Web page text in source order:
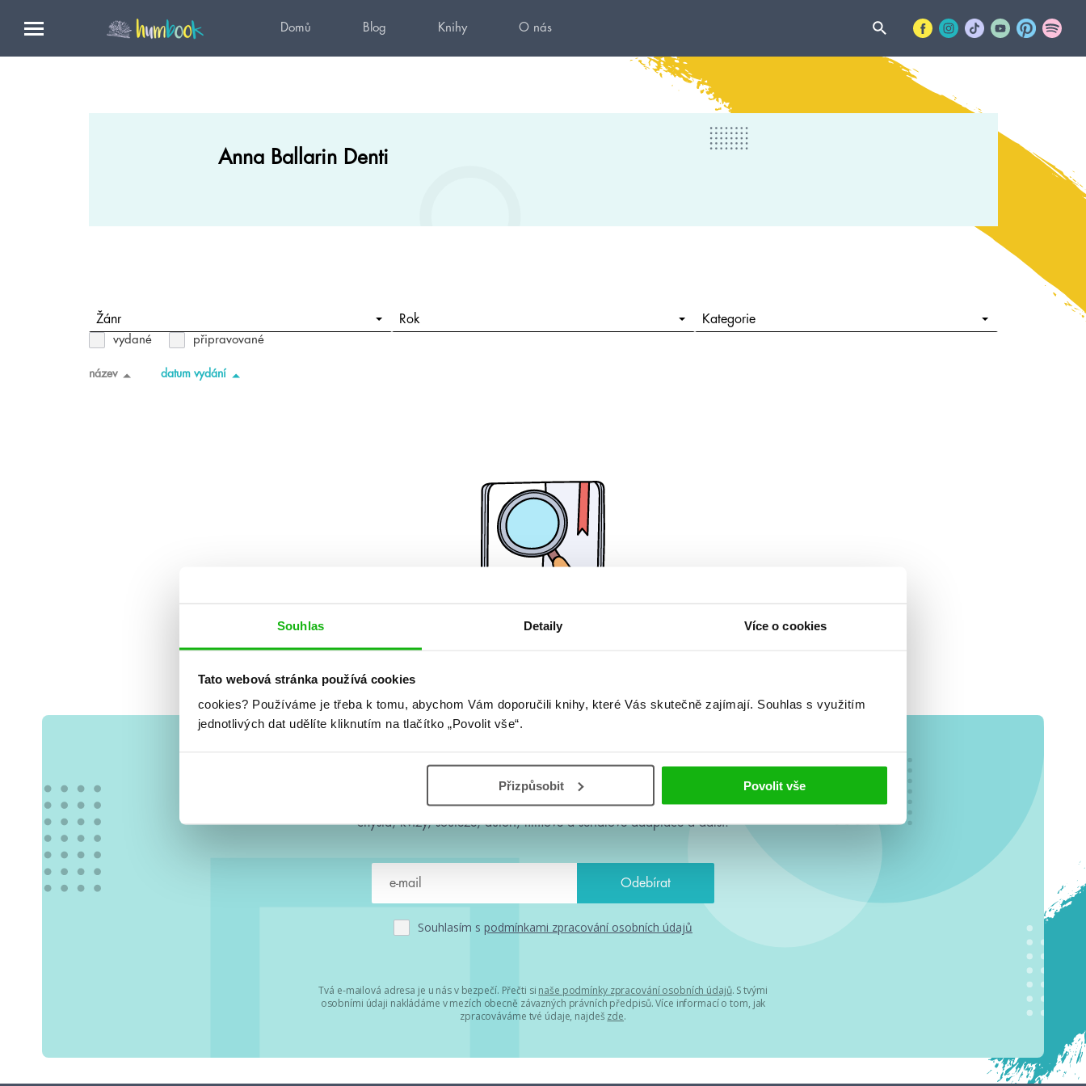
Souhlas Detaily Více o cookies
Tato webová stránka používá cookies
cookies? Používáme je třeba k tomu, abychom Vám doporučili knihy, které Vás skutečně zajímají. Souhlas s využitím
jednotlivých dat udělíte kliknutím na tlačítko „Povolit vše“.
Přizpůsobit Povolit vše
Domů Blog Knihy O nás
Anna Ballarin Denti
Žánr Rok Kategorie
vydané připravované
název datum vydání
#HumbookNews
Vše kolem #youngadult každý měsíc rovnou do mailu! Nové knihy, co se
chystá, kvízy, soutěže, autoři, filmové a seriálové adaptace a další.
Souhlasím s podmínkami zpracování osobních údajů
Tvá e-mailová adresa je u nás v bezpečí. Přečti si naše podmínky zpracování osobních údajů. S tvými
osobními údaji nakládáme v mezích obecně závazných právních předpisů. Více informací o tom, jak
zpracováváme tvé údaje, najdeš zde.